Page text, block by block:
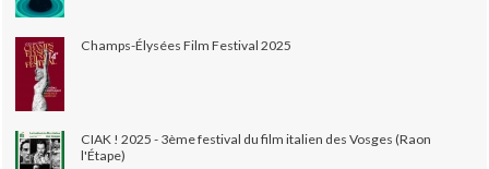
Champs-Élysées Film Festival 2025
CIAK ! 2025 - 3ème festival du film italien des Vosges (Raon
l'Étape)